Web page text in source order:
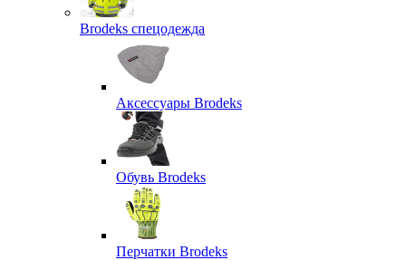
Brodeks спецодежда
Аксессуары Brodeks
Обувь Brodeks
Перчатки Brodeks